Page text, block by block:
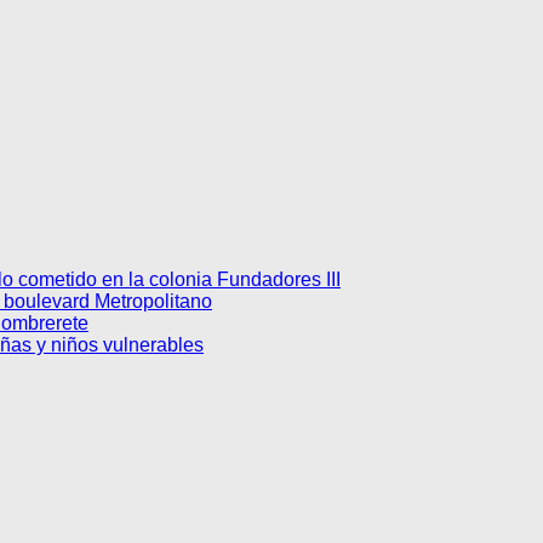
cometido en la colonia Fundadores III
Metropolitano
y niños vulnerables